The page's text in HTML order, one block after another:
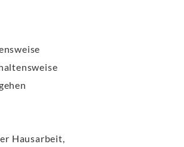
Hausarbeit,